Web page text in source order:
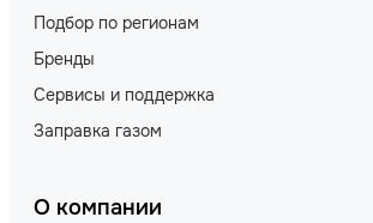
Подбор по регионам
Бренды
Сервисы и поддержка
Заправка газом
О компании